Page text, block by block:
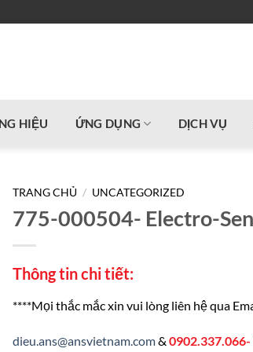
HIỆU ỨNG DỤNG DỊCH VỤ
TRANG CHỦ / UNCATEGORIZED
775-000504- Electro-
Thông tin chi tiết:
****Mọi thắc mắc xin vui lòng liên hệ qua
dieu.ans@ansvietnam.com&0902.337.066-